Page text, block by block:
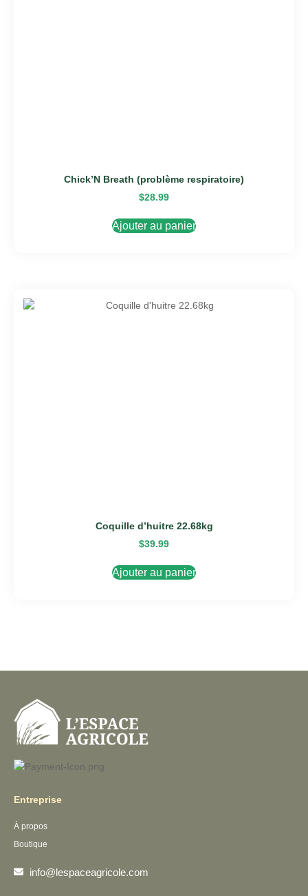
Chick’N Breath (problème respiratoire)
$28.99
Ajouter au panier
Coquille d’huitre 22.68kg
$39.99
Ajouter au panier
Entreprise
À propos
Boutique
info@lespaceagricole.com